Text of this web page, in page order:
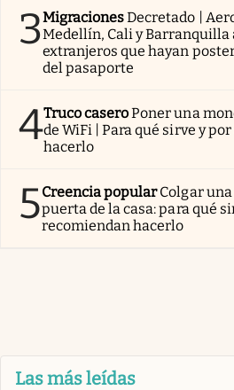
3MigracionesDecretado |
Medellín, Cali y Barranquilla
extranjeros que hayan
del pasaporte
4Truco caseroPoner una
de WiFi | Para qué sirve y
hacerlo
5Creencia popularColgar
puerta de la casa: para qué
recomiendan hacerlo
Las más leídas